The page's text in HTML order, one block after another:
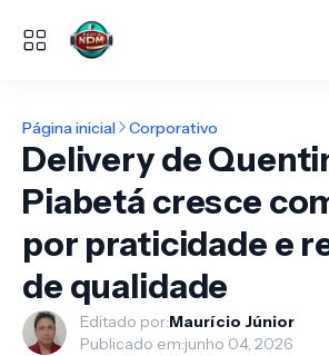
Página inicial Corporativo
Delivery de
Piabetá cresce
por praticidade e
de qualidade
Editado por:Maurício Júnior
Publicado em:junho 04, 2026